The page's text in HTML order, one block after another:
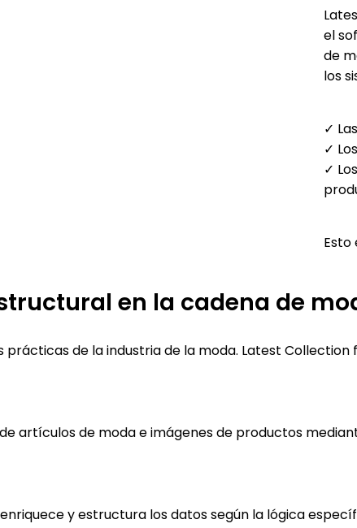
el
de
los
✓
✓
✓
Esto
en la cadena de
prácticas de la industria de la moda. Latest
artículos de moda e imágenes de productos
y estructura los datos según la lógica